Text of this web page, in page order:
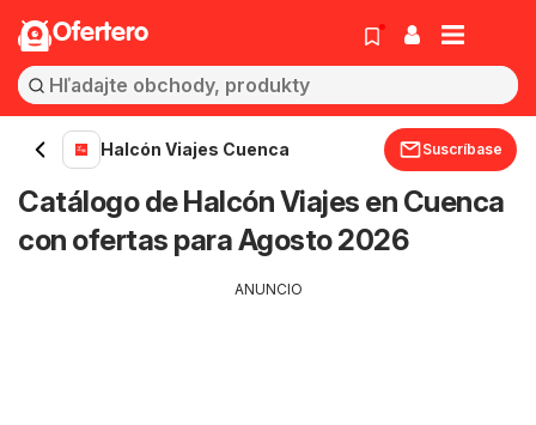
Ofertero
Halcón Viajes Cuenca Suscríbase
Catálogo de Halcón Viajes en Cuenca
con ofertas para Agosto 2026
ANUNCIO